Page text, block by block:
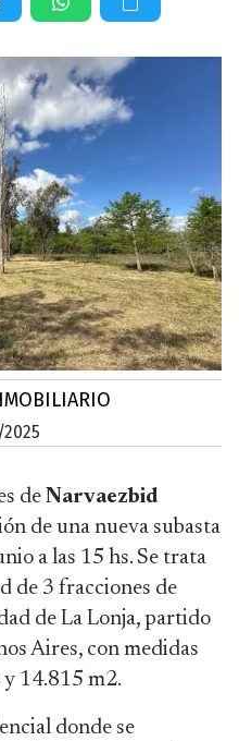
2025
de Narvaezbid
de una nueva subasta
a las 15 hs. Se trata
de 3 fracciones de
de La Lonja, partido
Aires, con medidas
14.815 m2.
donde se